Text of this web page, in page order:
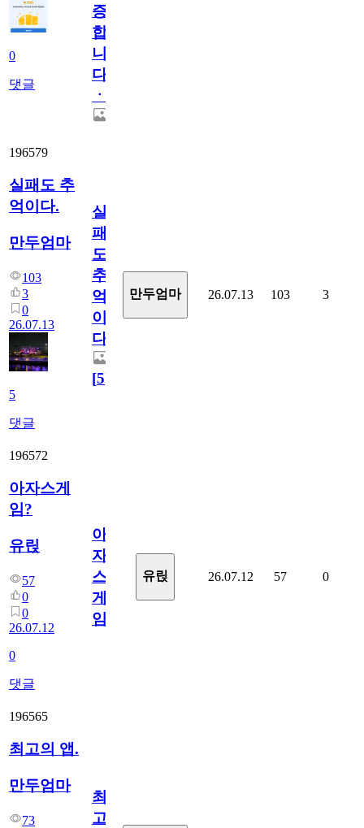
0
댓글
증
합
니
다
ㆍ
196579
실패도 추
억이다.
만두엄마
103
3
0
26.07.13
5
댓글
실
패
도
추
억
이
다.
[5]
만두엄마 26.07.13 103 3
196572
아자스게
임?
유릱
57
0
0
26.07.12
0
댓글
아
자
스
게
임?
유릱 26.07.12 57 0
196565
최고의 앱.
만두엄마
73
최
고